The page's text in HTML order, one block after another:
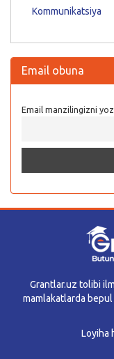
Kommunikatsiya
Email obuna
Email manzilingizni
Grantlar.uz tolibi
mamlakatlarda
Loyiha